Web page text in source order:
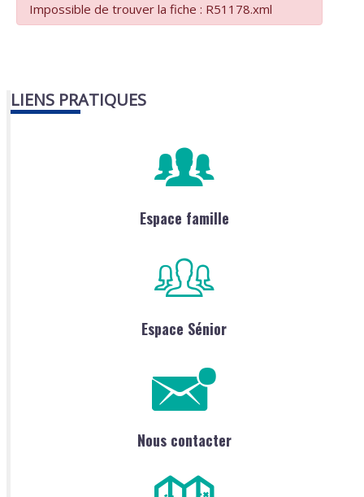
Impossible de trouver la fiche : R51178.xml
LIENS PRATIQUES
Espace famille
Espace Sénior
Nous contacter